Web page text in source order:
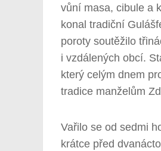
vůní masa, cibule a
konal tradiční
poroty soutěžilo
i vzdálených obcí.
který celým dnem
tradice manželům
Vařilo se od sedmi
krátce před